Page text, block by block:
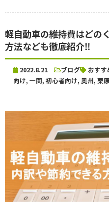
軽自動車の維持費はどの
方法なども徹底紹介‼
2022.8.21 ブログ おすす
向け, 一関, 初心者向け, 奥州, 栗原